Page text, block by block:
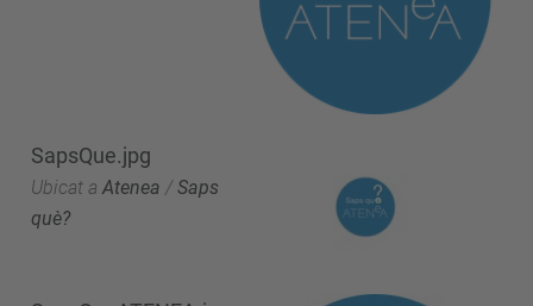
SapsQue.jpg
Ubicat a Atenea /Saps
què?